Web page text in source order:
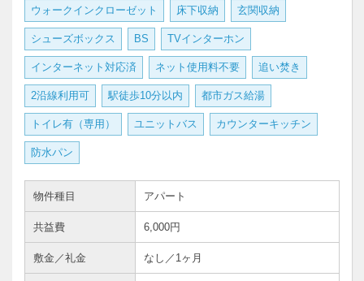
ウォークインクローゼット 床下収納 玄関収納
シューズボックス BS TVインターホン
インターネット対応済 ネット使用料不要 追い焚き
2沿線利用可 駅徒歩10分以内 都市ガス給湯
トイレ有（専用） ユニットバス カウンターキッチン
防水パン
物件種目 アパート
共益費 6,000円
敷金／礼金 なし／1ヶ月